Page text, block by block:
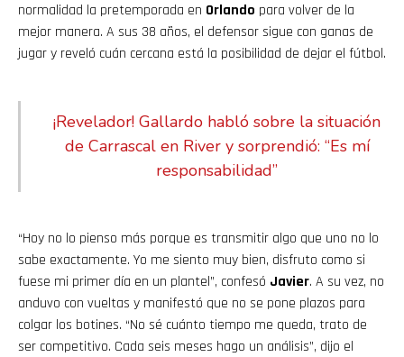
normalidad la pretemporada en Orlando para volver de la
mejor manera. A sus 38 años, el defensor sigue con ganas de
jugar y reveló cuán cercana está la posibilidad de dejar el fútbol.
¡Revelador! Gallardo habló sobre la situación
de Carrascal en River y sorprendió: “Es mí
responsabilidad”
“Hoy no lo pienso más porque es transmitir algo que uno no lo
sabe exactamente. Yo me siento muy bien, disfruto como si
fuese mi primer día en un plantel”, confesó Javier. A su vez, no
anduvo con vueltas y manifestó que no se pone plazos para
colgar los botines. “No sé cuánto tiempo me queda, trato de
ser competitivo. Cada seis meses hago un análisis”, dijo el